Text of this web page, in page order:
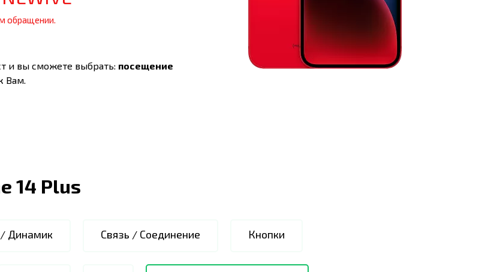
обращении.
и вы сможете выбрать: посещение
Вам.
14 Plus
Динамик Связь / Соединение Кнопки